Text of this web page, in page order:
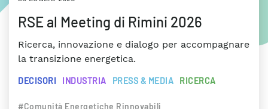
RSE al Meeting di Rimini 2026
Ricerca, innovazione e dialogo per accompagnare
la transizione energetica.
DECISORI INDUSTRIA PRESS & MEDIA RICERCA
#Comunità Energetiche Rinnovabili